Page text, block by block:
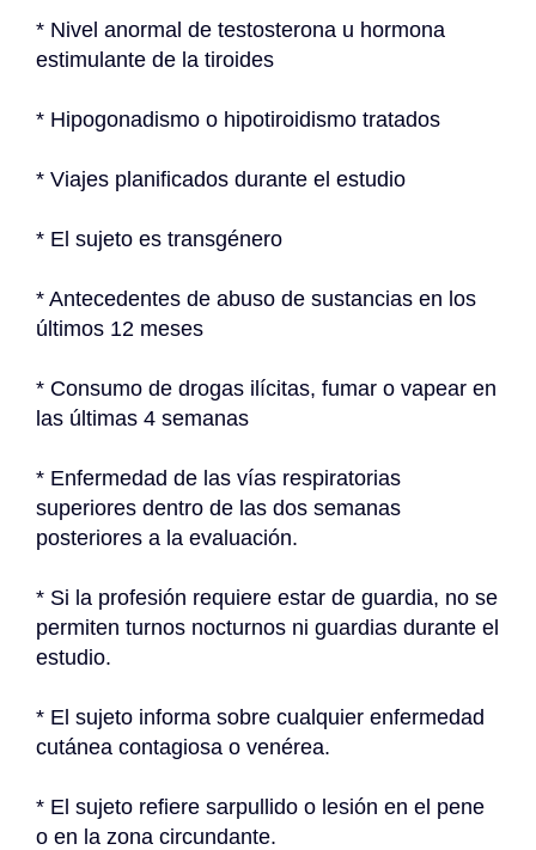
* Nivel anormal de testosterona u hormona
estimulante de la tiroides
* Hipogonadismo o hipotiroidismo tratados
* Viajes planificados durante el estudio
* El sujeto es transgénero
* Antecedentes de abuso de sustancias en los
últimos 12 meses
* Consumo de drogas ilícitas, fumar o vapear en
las últimas 4 semanas
* Enfermedad de las vías respiratorias
superiores dentro de las dos semanas
posteriores a la evaluación.
* Si la profesión requiere estar de guardia, no se
permiten turnos nocturnos ni guardias durante el
estudio.
* El sujeto informa sobre cualquier enfermedad
cutánea contagiosa o venérea.
* El sujeto refiere sarpullido o lesión en el pene
o en la zona circundante.